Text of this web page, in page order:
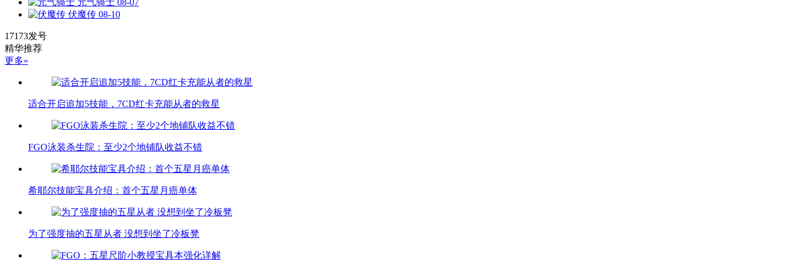
伏魔传 08-10
17173发号
精华推荐
更多»
适合开启追加5技能，7CD红卡充能从者的救星
FGO泳装杀生院：至少2个地铺队收益不错
希耶尔技能宝具介绍：首个五星月癌单体
为了强度抽的五星从者 没想到坐了冷板凳